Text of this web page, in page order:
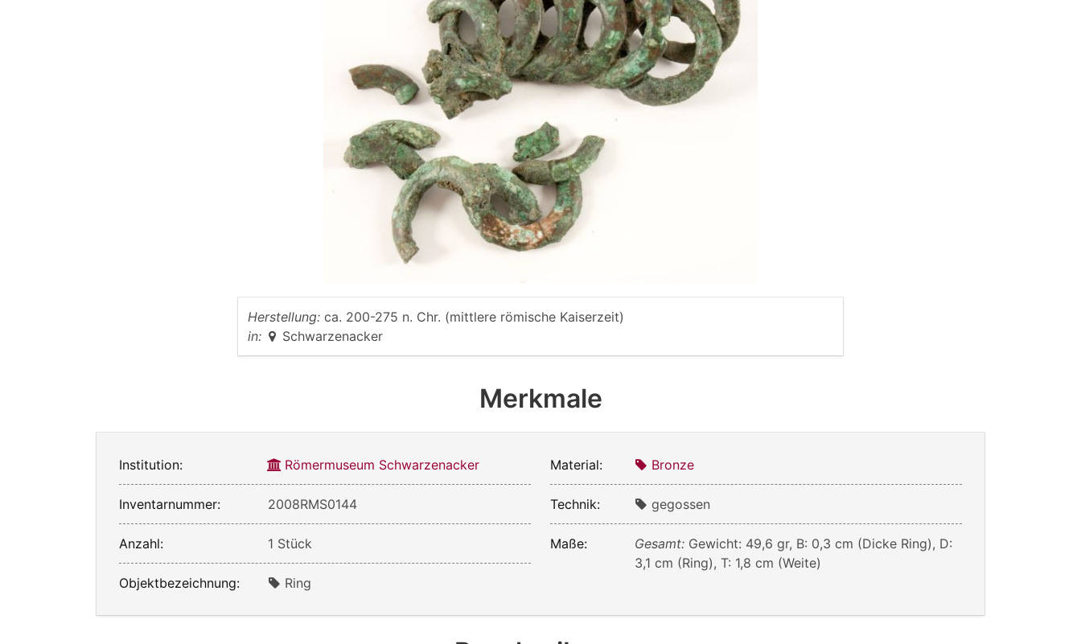
Herstellung: ca. 200-275 n. Chr. (mittlere römische Kaiserzeit)
in:
Schwarzenacker
Merkmale
Institution: Römermuseum Schwarzenacker
Inventarnummer: 2008RMS0144
Anzahl: 1 Stück
Objektbezeichnung: Ring
Material: Bronze
Technik: gegossen
Maße: Gesamt: Gewicht: 49,6 gr, B: 0,3 cm (Dicke Ring), D:
3,1 cm (Ring), T: 1,8 cm (Weite)